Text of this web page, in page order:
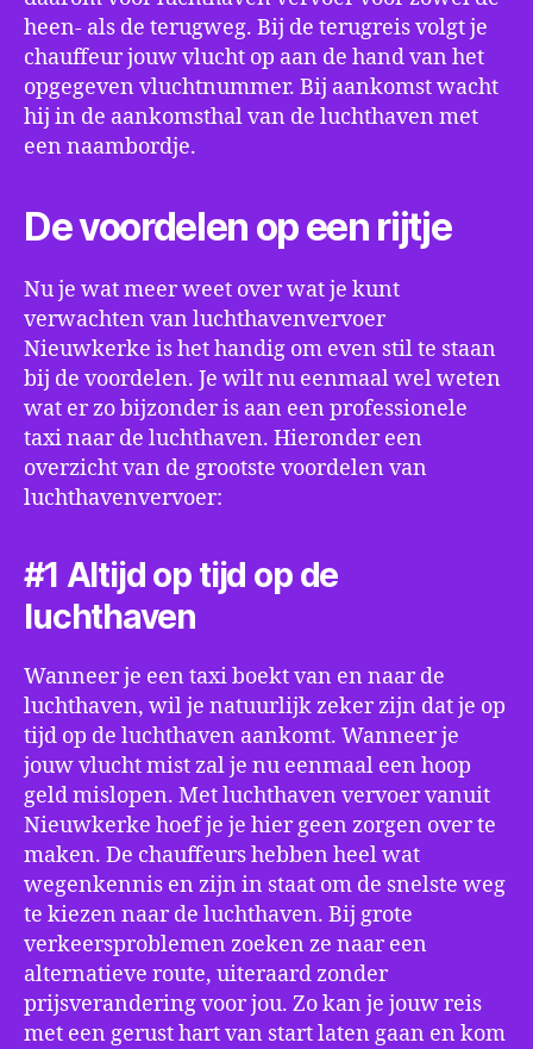
heen- als de terugweg. Bij de terugreis volgt je
chauffeur jouw vlucht op aan de hand van het
opgegeven vluchtnummer. Bij aankomst wacht
hij in de aankomsthal van de luchthaven met
een naambordje.
De voordelen op een rijtje
Nu je wat meer weet over wat je kunt
verwachten van luchthavenvervoer
Nieuwkerke is het handig om even stil te staan
bij de voordelen. Je wilt nu eenmaal wel weten
wat er zo bijzonder is aan een professionele
taxi naar de luchthaven. Hieronder een
overzicht van de grootste voordelen van
luchthavenvervoer:
#1 Altijd op tijd op de
luchthaven
Wanneer je een taxi boekt van en naar de
luchthaven, wil je natuurlijk zeker zijn dat je op
tijd op de luchthaven aankomt. Wanneer je
jouw vlucht mist zal je nu eenmaal een hoop
geld mislopen. Met luchthaven vervoer vanuit
Nieuwkerke hoef je je hier geen zorgen over te
maken. De chauffeurs hebben heel wat
wegenkennis en zijn in staat om de snelste weg
te kiezen naar de luchthaven. Bij grote
verkeersproblemen zoeken ze naar een
alternatieve route, uiteraard zonder
prijsverandering voor jou. Zo kan je jouw reis
met een gerust hart van start laten gaan en kom